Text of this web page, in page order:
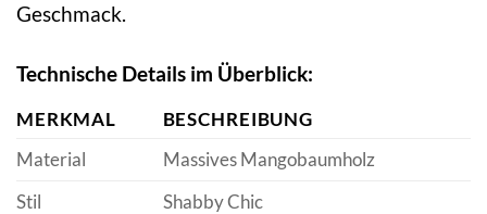
Geschmack.
Technische Details im Überblick:
MERKMAL
BESCHREIBUNG
Material
Massives Mangobaumholz
Stil
Shabby Chic